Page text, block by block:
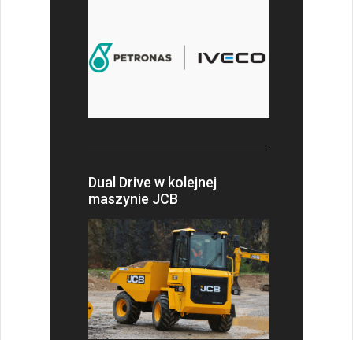
Dual Drive w kolejnej
maszynie JCB